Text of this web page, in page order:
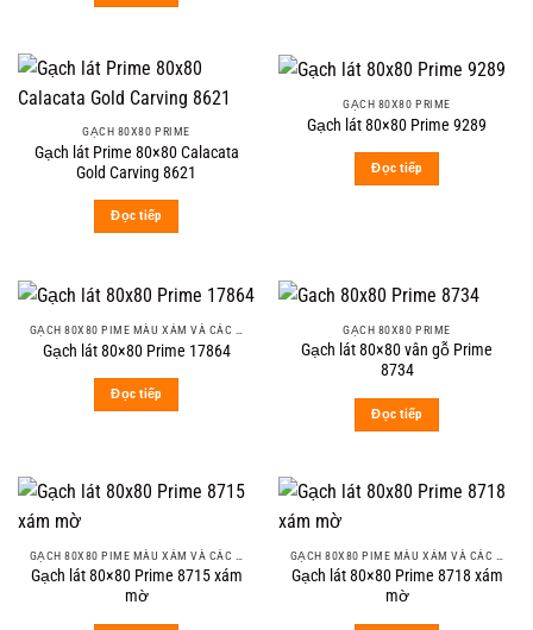
GẠCH 80X80 PRIME
Gạch lát Prime 80×80 Calacata
Gold Carving 8621
Đọc tiếp
GẠCH 80X80 PRIME
Gạch lát 80×80 Prime 9289
Đọc tiếp
Gạch lát 80×80 Prime 17864
Đọc tiếp
GẠCH 80X80 PRIME
Gạch lát 80×80 vân gỗ Prime
8734
Đọc tiếp
Gạch lát 80×80 Prime 8715 xám
mờ
Gạch lát 80×80 Prime 8718 xám
mờ